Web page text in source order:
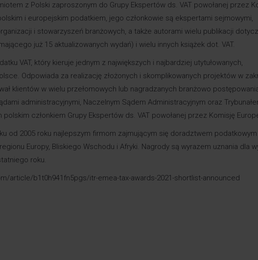
z Polski zaproszonym do Grupy Ekspertów ds. VAT powołanej przez
i europejskim podatkiem, jego członkowie są ekspertami sejmowymi,
i stowarzyszeń branżowych, a także autorami wielu publikacji
już 15 aktualizowanych wydań) i wielu innych książek dot. VAT.
VAT, który kieruje jednym z największych i najbardziej utytułowanych,
Odpowiada za realizację złożonych i skomplikowanych projektów w
klientów w wielu przełomowych lub nagradzanych branżowo
administracyjnymi, Naczelnym Sądem Administracyjnym oraz
członkiem Grupy Ekspertów ds. VAT powołanej przez Komisję
od 2005 roku najlepszym firmom zajmującym się doradztwem podatkowym
Europy, Bliskiego Wschodu i Afryki. Nagrody są wyrazem uznania dla
roku.
article/b1t0h941fn5pgs/itr-emea-tax-awards-2021-shortlist-announced